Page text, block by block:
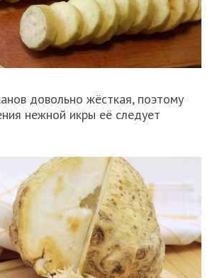
довольно жёсткая, поэтому
нежной икры её следует